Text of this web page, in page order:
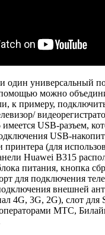
один универсальный
можно
к примеру,
USB-разъем,
USB-
принтера (для
Huawei B315
питания, кнопка
для подключения
внешней
4G, 3G, 2G), слот для
операторами МТС,